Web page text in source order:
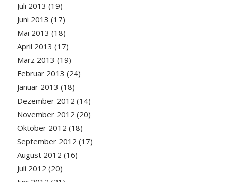
Juli 2013 (19)
Juni 2013 (17)
Mai 2013 (18)
April 2013 (17)
März 2013 (19)
Februar 2013 (24)
Januar 2013 (18)
Dezember 2012 (14)
November 2012 (20)
Oktober 2012 (18)
September 2012 (17)
August 2012 (16)
Juli 2012 (20)